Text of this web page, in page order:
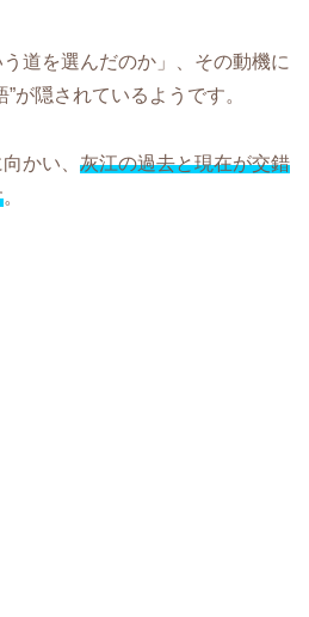
う道を選んだのか」、その動機に
が隠されているようです。
かい、 灰江の過去と現在が交錯
。